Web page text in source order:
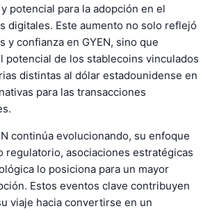
potencial para la adopción en el
digitales. Este aumento no solo reflejó
y confianza en GYEN, sino que
potencial de los stablecoins vinculados
distintas al dólar estadounidense en
para las transacciones
continúa evolucionando, su enfoque
regulatorio, asociaciones estratégicas
lo posiciona para un mayor
Estos eventos clave contribuyen
viaje hacia convertirse en un